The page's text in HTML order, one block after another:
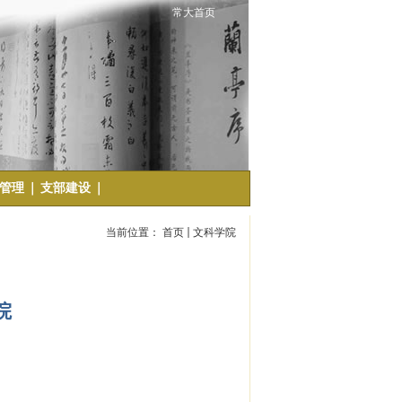
常大首页
理 支部建设
当前位置： 首页 文科学院